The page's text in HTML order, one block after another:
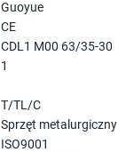
Guoyue
CE
CDL1 M00 63/35-30
1
T/TL/C
Sprzęt metalurgiczny
ISO9001